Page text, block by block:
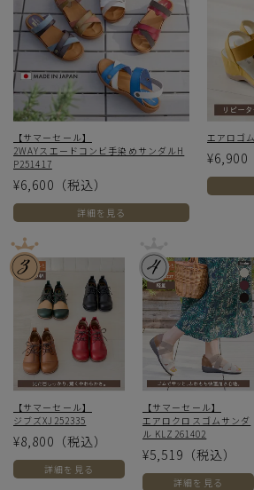
【サマーセール】
2WAYスエードコンビ手染めサンダルH
P251417
¥6,600 （税込）
詳細を見る
エアロゴ
¥6,900
【サマーセール】
ジブズXJ252335
¥8,800 （税込）
詳細を見る
【サマーセール】
エアロクロスゴムサンダ
ル KLZ261402
¥5,519 （税込）
詳細を見る